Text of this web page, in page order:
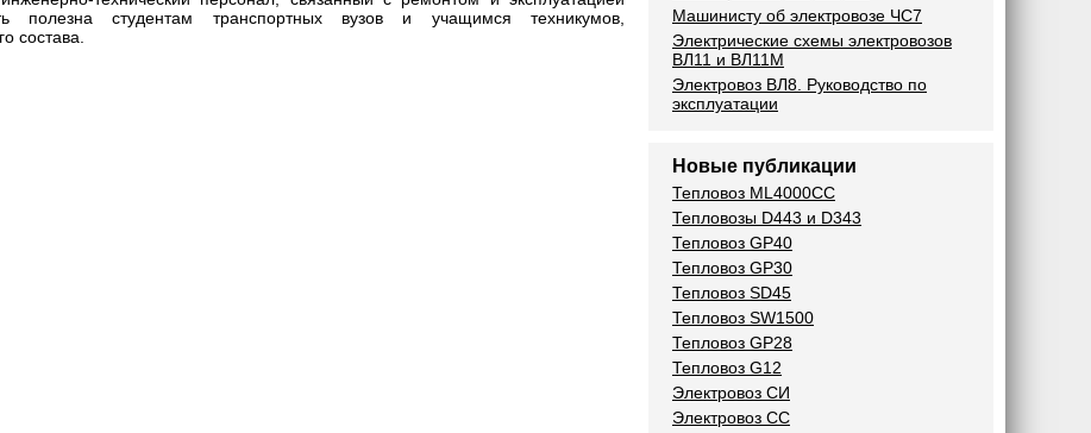
студентам транспортных вузов и учащимся техникумов,
состава.
Машинисту об электровозе ЧС7
Электрические cхемы электровозов
ВЛ11 и ВЛ11М
Электровоз ВЛ8. Руководство по
эксплуатации
Новые публикации
Тепловоз ML4000CC
Тепловозы D443 и D343
Тепловоз GP40
Тепловоз GP30
Тепловоз SD45
Тепловоз SW1500
Тепловоз GP28
Тепловоз G12
Электровоз СИ
Электровоз СС